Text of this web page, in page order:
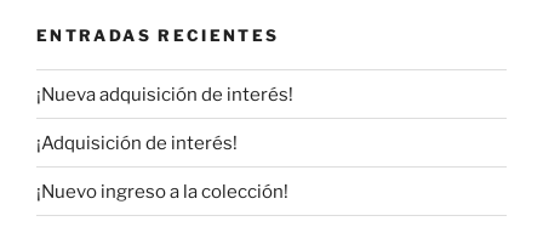
ENTRADAS RECIENTES
¡Nueva adquisición de interés!
¡Adquisición de interés!
¡Nuevo ingreso a la colección!